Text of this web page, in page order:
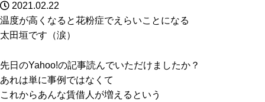
2021.02.22
温度が高くなると花粉症でえらいことになる
太田垣です（涙）
先日のYahoo!の記事読んでいただけましたか？
あれは単に事例ではなくて
これからあんな賃借人が増えるという